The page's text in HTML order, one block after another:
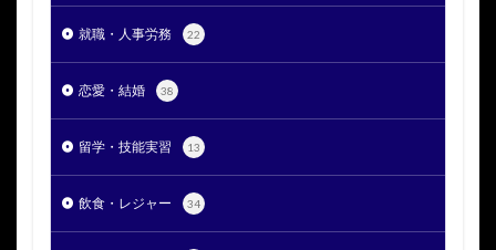
就職・人事労務 22
恋愛・結婚 38
留学・技能実習 13
飲食・レジャー 34